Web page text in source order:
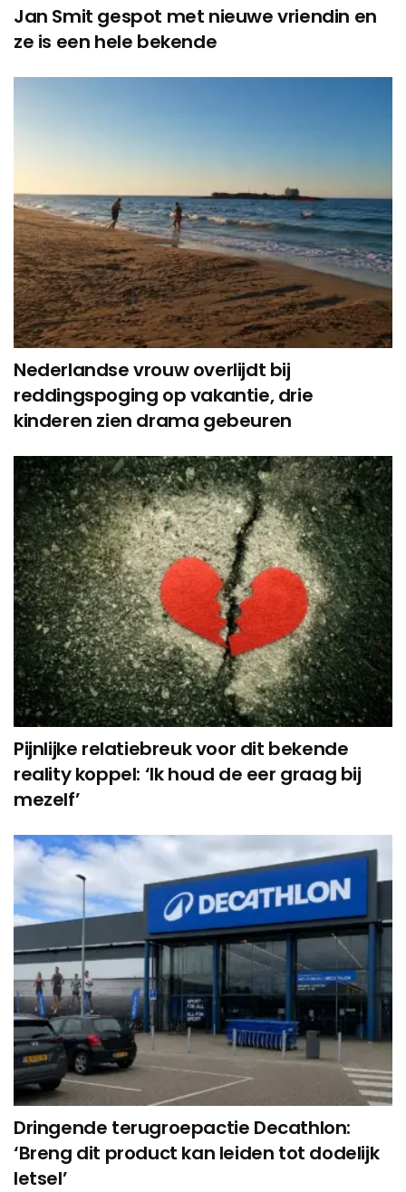
Jan Smit gespot met nieuwe vriendin en
ze is een hele bekende
Nederlandse vrouw overlijdt bij
reddingspoging op vakantie, drie
kinderen zien drama gebeuren
Pijnlijke relatiebreuk voor dit bekende
reality koppel: ‘Ik houd de eer graag bij
mezelf’
Dringende terugroepactie Decathlon:
‘Breng dit product kan leiden tot dodelijk
letsel’